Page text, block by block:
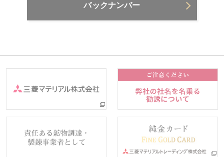
バックナンバー